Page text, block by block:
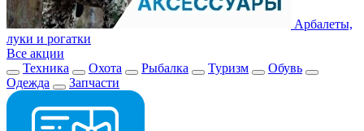
Арбалеты,
луки и рогатки
Все акции
Техника
Охота Рыбалка Туризм
Обувь
Одежда
Запчасти